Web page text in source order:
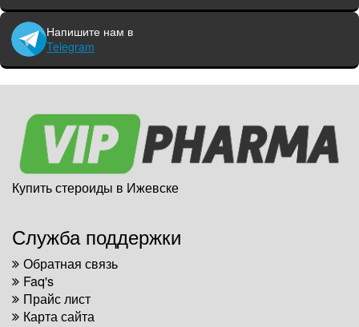
Напишите нам в
Telegram
Купить стероиды в Ижевске
Служба поддержки
Обратная связь
Faq's
Прайс лист
Карта сайта